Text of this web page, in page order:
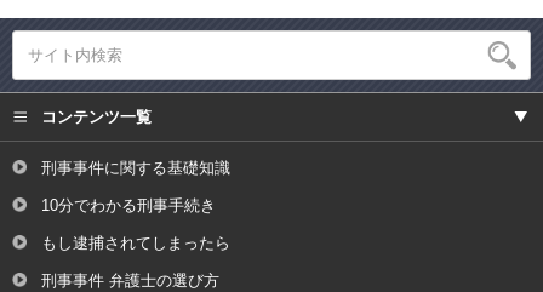
コンテンツ一覧
刑事事件に関する基礎知識
10分でわかる刑事手続き
もし逮捕されてしまったら
刑事事件 弁護士の選び方